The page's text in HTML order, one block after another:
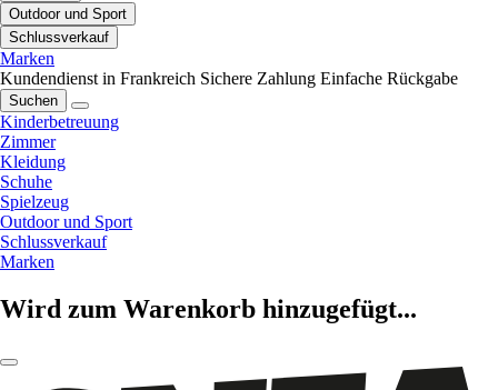
Outdoor und Sport
Schlussverkauf
Marken
Kundendienst in Frankreich Sichere Zahlung Einfache Rückgabe
Suchen
Kinderbetreuung
Zimmer
Kleidung
Schuhe
Spielzeug
Outdoor und Sport
Schlussverkauf
Marken
Wird zum Warenkorb hinzugefügt...